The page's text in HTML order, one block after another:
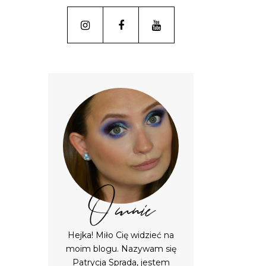
O mnie
Hejka! Miło Cię widzieć na
moim blogu. Nazywam się
Patrycja Sprada, jestem